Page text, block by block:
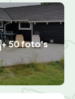
+ 50 foto's